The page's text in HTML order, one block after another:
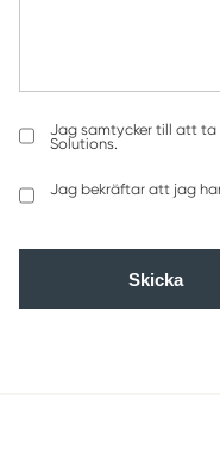
Jag samtycker till att ta
Solutions.
Jag bekräftar att jag